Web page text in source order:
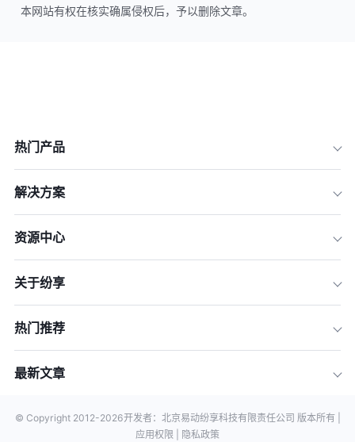
本网站有权在核实确属侵权后，予以删除文章。
热门产品
解决方案
资源中心
关于纷享
热门推荐
最新文章
© Copyright 2012-2026开发者：北京易动纷享科技有限责任公司 版本所有 |
应用权限 |
隐私政策